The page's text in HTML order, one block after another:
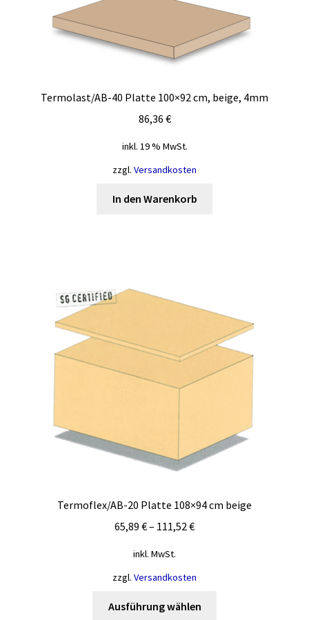
Termolast/AB-40 Platte 100×92 cm, beige, 4mm
86,36 €
inkl. 19 % MwSt.
zzgl. Versandkosten
In den Warenkorb
Termoflex/AB-20 Platte 108×94 cm beige
65,89 €– 111,52€
inkl. MwSt.
zzgl. Versandkosten
Ausführung wählen